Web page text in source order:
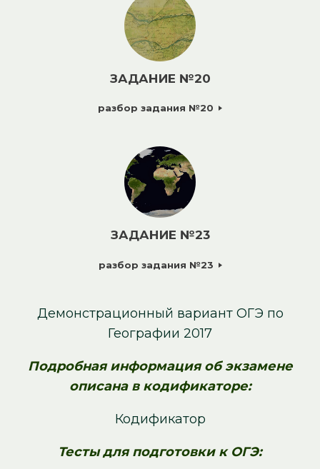
ЗАДАНИЕ №20
разбор задания №20
ЗАДАНИЕ №23
разбор задания №23
Демонстрационный вариант ОГЭ по
Географии 2017
Подробная информация об экзамене
описана в кодификаторе:
Кодификатор
Тесты для подготовки к ОГЭ: